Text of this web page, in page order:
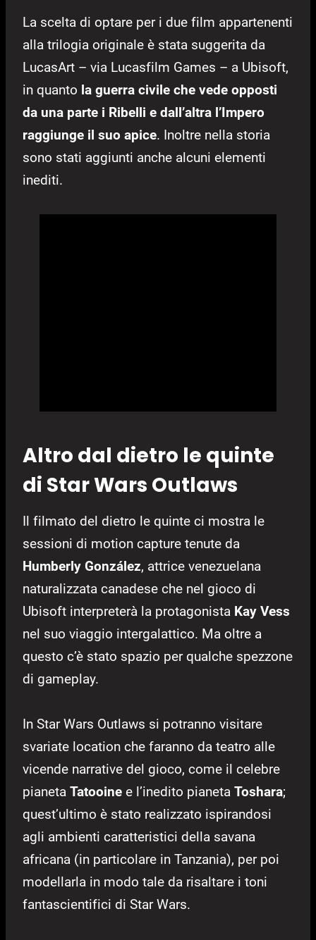
La scelta di optare per i due film appartenenti
alla trilogia originale è stata suggerita da
LucasArt – via Lucasfilm Games – a Ubisoft,
in quanto la guerra civile che vede opposti
da una parte i Ribelli e dall’altra l’Impero
raggiunge il suo apice. Inoltre nella storia
sono stati aggiunti anche alcuni elementi
inediti.
Altro dal dietro le quinte
di Star Wars Outlaws
Il filmato del dietro le quinte ci mostra le
sessioni di motion capture tenute da
Humberly González, attrice venezuelana
naturalizzata canadese che nel gioco di
Ubisoft interpreterà la protagonista Kay Vess
nel suo viaggio intergalattico. Ma oltre a
questo c’è stato spazio per qualche spezzone
di gameplay.
In Star Wars Outlaws si potranno visitare
svariate location che faranno da teatro alle
vicende narrative del gioco, come il celebre
pianeta Tatooine e l’inedito pianeta Toshara;
quest’ultimo è stato realizzato ispirandosi
agli ambienti caratteristici della savana
africana (in particolare in Tanzania), per poi
modellarla in modo tale da risaltare i toni
fantascientifici di Star Wars.